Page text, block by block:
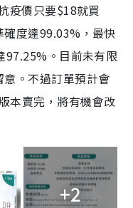
疫價只要$18就買
度達99.03%，最快
97.25%。目前未有限
。不過訂單預計會
本賣完，將有機會改
+2